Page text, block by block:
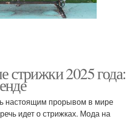
2025 года:
настоящим прорывом в мире
идет о стрижках. Мода на